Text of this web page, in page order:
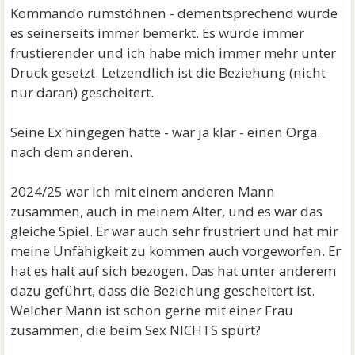
Kommando rumstöhnen - dementsprechend wurde
es seinerseits immer bemerkt. Es wurde immer
frustierender und ich habe mich immer mehr unter
Druck gesetzt. Letzendlich ist die Beziehung (nicht
nur daran) gescheitert.
Seine Ex hingegen hatte - war ja klar - einen Orga.
nach dem anderen.
2024/25 war ich mit einem anderen Mann
zusammen, auch in meinem Alter, und es war das
gleiche Spiel. Er war auch sehr frustriert und hat mir
meine Unfähigkeit zu kommen auch vorgeworfen. Er
hat es halt auf sich bezogen. Das hat unter anderem
dazu geführt, dass die Beziehung gescheitert ist.
Welcher Mann ist schon gerne mit einer Frau
zusammen, die beim Sex NICHTS spürt?